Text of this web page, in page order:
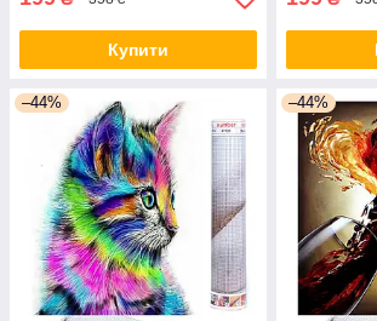
Купити
–44% –44%